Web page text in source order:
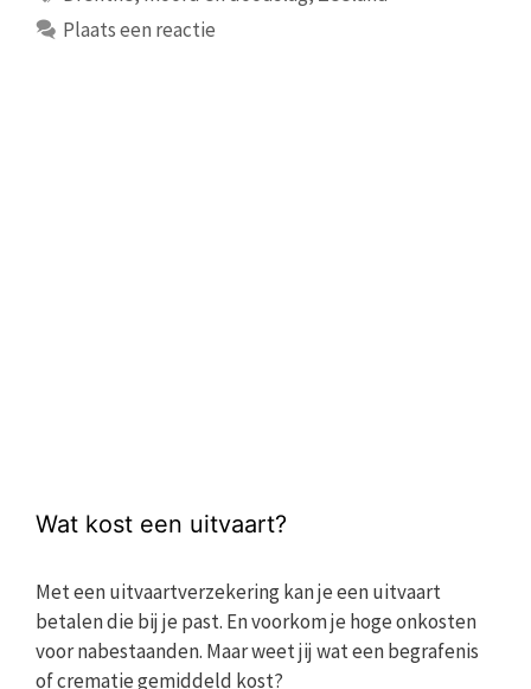
Plaats een reactie
Wat kost een uitvaart?
Met een uitvaartverzekering kan je een uitvaart
betalen die bij je past. En voorkom je hoge onkosten
voor nabestaanden. Maar weet jij wat een begrafenis
of crematie gemiddeld kost?